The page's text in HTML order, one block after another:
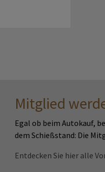
Mitglied
Egal ob beim Autokauf,
dem Schießstand: Die
Entdecken Sie hier alle